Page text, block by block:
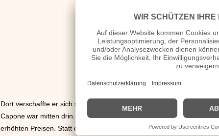
Dort verschaffte er sich schnell Respekt und erlangte in der
Capone war mitten drin. Als schließlich1920die Prohibition einsetzte,
erhöhten Preisen. Statt die Kriminalität einzudämmen, wie es die